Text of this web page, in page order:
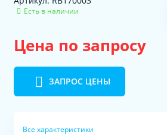
Есть в наличии
Цена по запросу
ЗАПРОС ЦЕНЫ
Все характеристики